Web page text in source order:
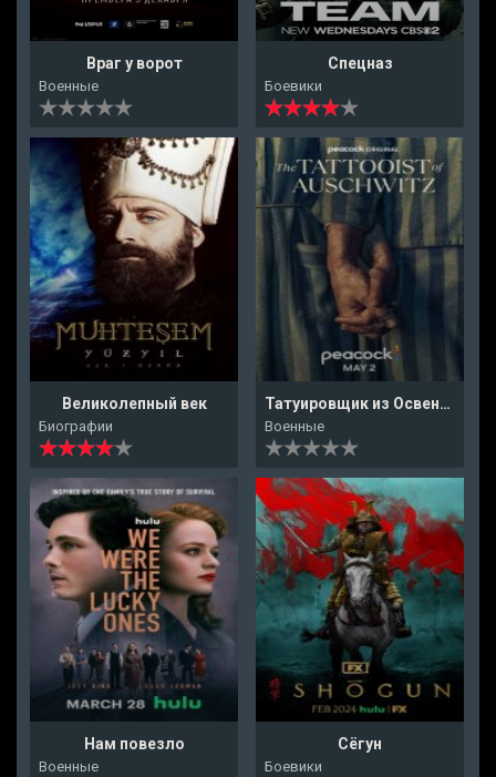
Враг у ворот
Военные
Спецназ
Боевики
Великолепный век
Биографии
Татуировщик из Освенцима
Военные
Нам повезло
Военные
Сёгун
Боевики